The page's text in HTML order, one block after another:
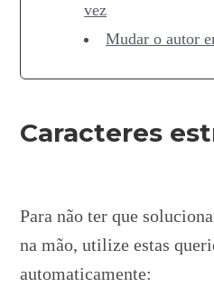
vez
Mudar o autor
Caracteres
Para não ter que
na mão, utilize estas
automaticamente: